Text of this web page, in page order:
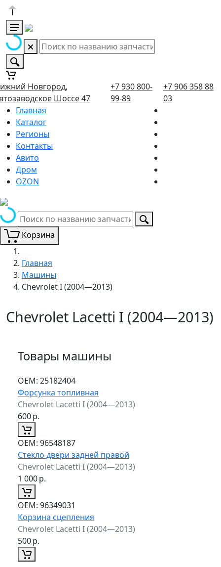
Новгород,
Шоссе 47
+7 930 800-
99-89
+7 906 358 88
03
Главная
Каталог
Регионы
Контакты
Авито
Дром
OZON
Корзина
Главная
Машины
Chevrolet I (2004—2013)
Chevrolet Lacetti I (2004—2013)
Товары машины
ОЕМ: 25182404
Форсунка топливная
Chevrolet Lacetti I (2004—2013)
600р.
ОЕМ: 96548187
Стекло двери задней правой
Chevrolet Lacetti I (2004—2013)
1 000р.
ОЕМ: 96349031
Корзина сцепления
Chevrolet Lacetti I (2004—2013)
500р.